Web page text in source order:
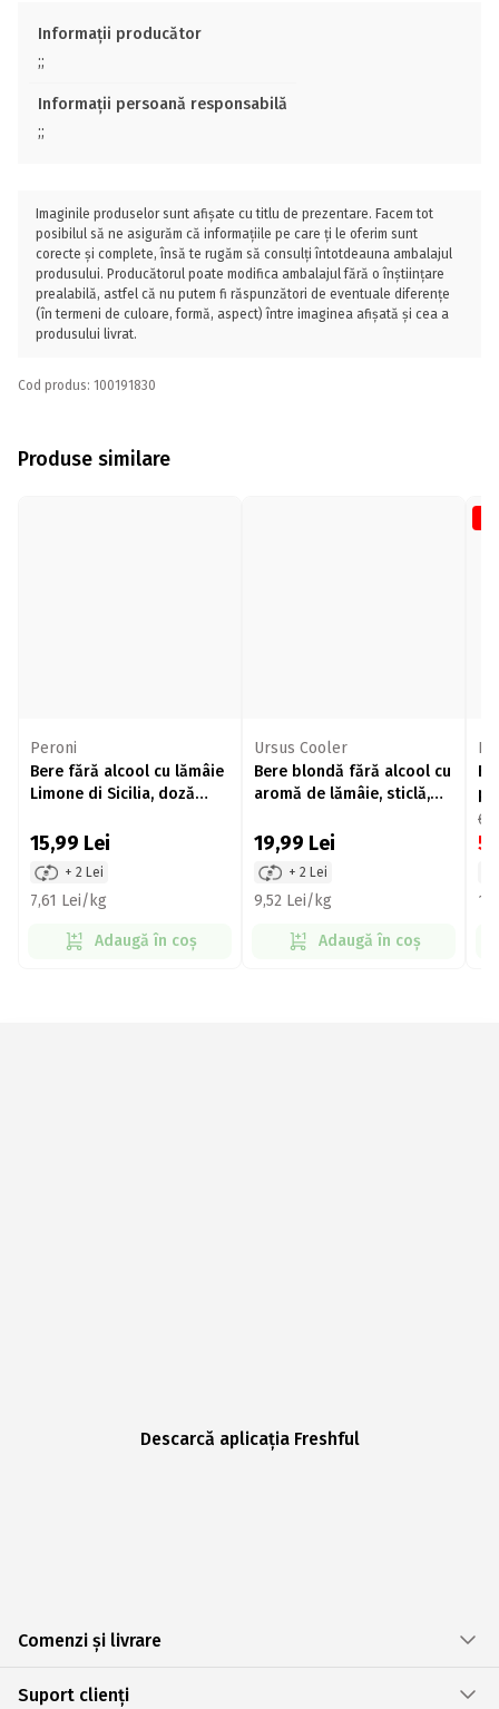
Informații producător
;;
Informații persoană responsabilă
;;
Imaginile produselor sunt afișate cu titlu de prezentare. Facem tot
posibilul să ne asigurăm că informațiile pe care ți le oferim sunt
corecte și complete, însă te rugăm să consulți întotdeauna ambalajul
produsului. Producătorul poate modifica ambalajul fără o înștiințare
prealabilă, astfel că nu putem fi răspunzători de eventuale diferențe
(în termeni de culoare, formă, aspect) între imaginea afișată și cea a
produsului livrat.
Cod produs: 100191830
Produse similare
Peroni
Bere fără alcool cu lămâie
Limone di Sicilia, doză
15,99 Lei
+ 2 Lei
7,61 Lei/kg
Adaugă în coș
Ursus Cooler
Bere blondă fără alcool cu
aromă de lămâie, sticlă,
19,99 Lei
+ 2 Lei
9,52 Lei/kg
Adaugă în coș
Descarcă aplicația Freshful
Comenzi și livrare
Suport clienți